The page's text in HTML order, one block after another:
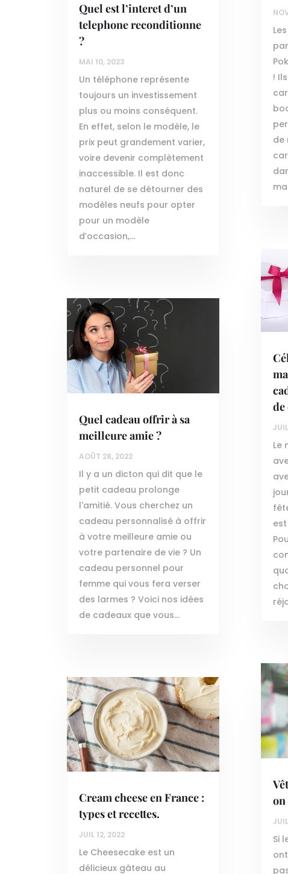
Quel est l’interet d’un
telephone reconditionne
?
MAI 10, 2023
Un téléphone représente
toujours un investissement
plus ou moins conséquent.
En effet, selon le modèle, le
prix peut grandement varier,
voire devenir complètement
inaccessible. Il est donc
naturel de se détourner des
modèles neufs pour opter
pour un modèle
d’occasion,...
Quel cadeau offrir à sa
meilleure amie ?
AOÛT 28, 2022
Il y a un dicton qui dit que le
petit cadeau prolonge
l'amitié. Vous cherchez un
cadeau personnalisé à offrir
à votre meilleure amie ou
votre partenaire de vie ? Un
cadeau personnel pour
femme qui vous fera verser
des larmes ? Voici nos idées
de cadeaux que vous...
Cream cheese en France :
types et recettes.
JUIL 12, 2022
Le Cheesecake est un
délicieux gâteau au
!
de
Le
on
Si